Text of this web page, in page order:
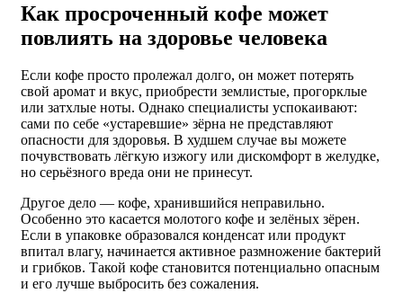
Как просроченный кофе может
повлиять на здоровье человека
Если кофе просто пролежал долго, он может потерять
свой аромат и вкус, приобрести землистые, прогорклые
или затхлые ноты. Однако специалисты успокаивают:
сами по себе «устаревшие» зёрна не представляют
опасности для здоровья. В худшем случае вы можете
почувствовать лёгкую изжогу или дискомфорт в желудке,
но серьёзного вреда они не принесут.
Другое дело — кофе, хранившийся неправильно.
Особенно это касается молотого кофе и зелёных зёрен.
Если в упаковке образовался конденсат или продукт
впитал влагу, начинается активное размножение бактерий
и грибков. Такой кофе становится потенциально опасным
и его лучше выбросить без сожаления.